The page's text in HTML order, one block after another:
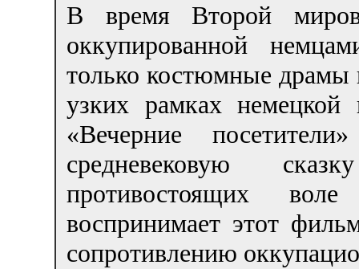
В время Второй
оккупированной
только костюмные драмы
узких рамках
«Вечерние
средневековую
противостоящих
воспринимает этот
сопротивлению